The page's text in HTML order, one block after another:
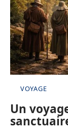
VOYAGE
Un